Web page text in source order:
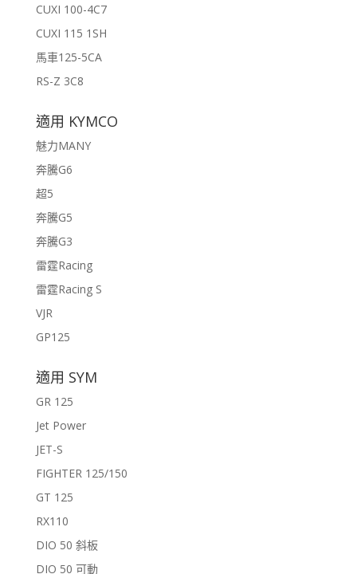
CUXI 100-4C7
CUXI 115 1SH
馬車125-5CA
RS-Z 3C8
適用 KYMCO
魅力MANY
奔騰G6
超5
奔騰G5
奔騰G3
雷霆Racing
雷霆Racing S
VJR
GP125
適用 SYM
GR 125
Jet Power
JET-S
FIGHTER 125/150
GT 125
RX110
DIO 50 斜板
DIO 50 可動